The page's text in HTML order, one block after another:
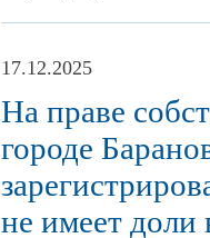
17.12.2025
На праве
городе
не имеет доли